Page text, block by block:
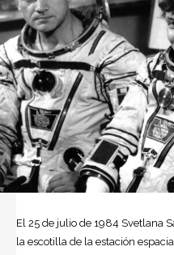
El 25 de julio de 1984 Svetlana
la escotilla de la estación